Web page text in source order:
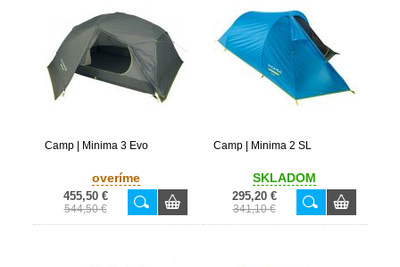
Camp | Minima 3 Evo
overíme
455,50 €
544,50 €
Camp | Minima 2 SL
SKLADOM
295,20 €
341,10 €